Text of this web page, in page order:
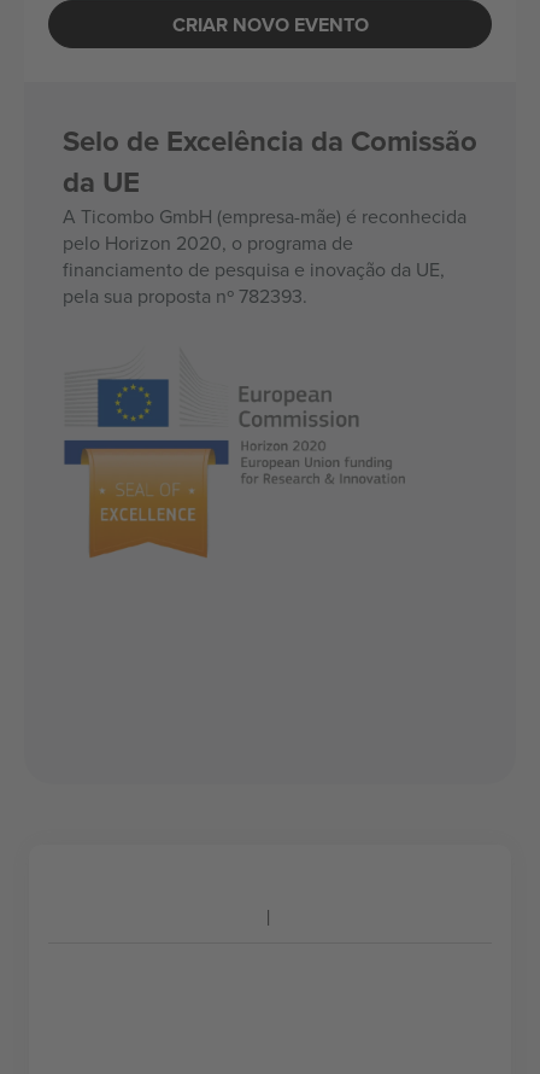
CRIAR NOVO EVENTO
Selo de Excelência da Comissão
da UE
A Ticombo GmbH (empresa-mãe) é reconhecida
pelo Horizon 2020, o programa de
financiamento de pesquisa e inovação da UE,
pela sua proposta nº 782393.